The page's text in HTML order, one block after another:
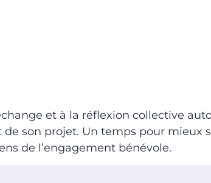
et à la réflexion collective
de son projet. Un temps pour mieux
de l’engagement bénévole.